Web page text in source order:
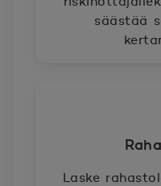
säästää
Laske